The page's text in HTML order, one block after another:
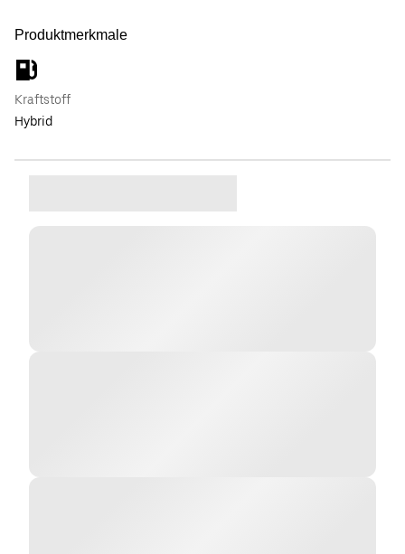
Produktmerkmale
Kraftstoff
Hybrid